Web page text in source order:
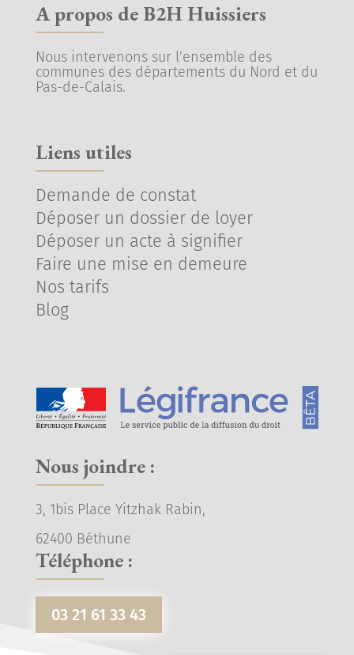
A propos de B2H Huissiers
Nous intervenons sur l’ensemble des
communes des départements du Nord et du
Pas-de-Calais.
Liens utiles
Demande de constat
Déposer un dossier de loyer
Déposer un acte à signifier
Faire une mise en demeure
Nos tarifs
Blog
Nous joindre :
3, 1bis Place Yitzhak Rabin,
62400 Béthune
Téléphone :
03 21 61 33 43